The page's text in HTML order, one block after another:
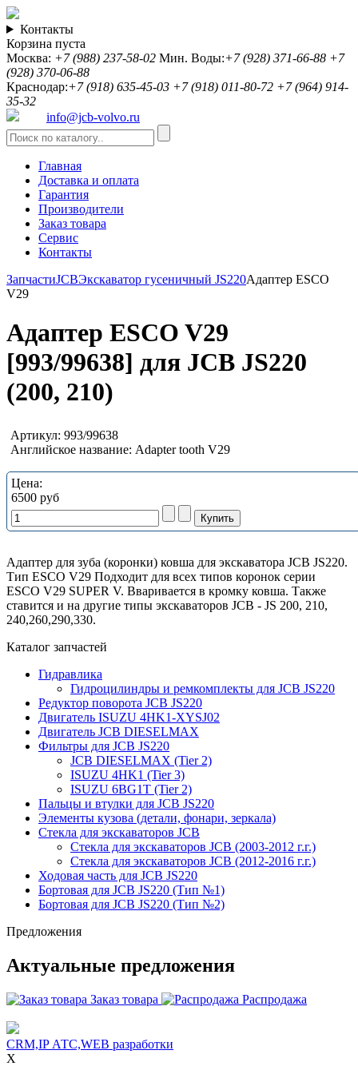
Контакты
Корзина пуста
Москва: +7 (988) 237-58-02 Мин. Воды:+7 (928) 371-66-88 +7
(928) 370-06-88
Краснодар:+7 (918) 635-45-03 +7 (918) 011-80-72 +7 (964) 914-
35-32
info@jcb-volvo.ru
Главная
Доставка и оплата
Гарантия
Производители
Заказ товара
Сервис
Контакты
ЗапчастиJCBЭкскаватор гусеничный JS220Адаптер ESCO
V29
Адаптер ESCO V29
[993/99638] для JCB JS220
(200, 210)
Артикул: 993/99638
Английское название: Adapter tooth V29
Цена:
6500 руб
Адаптер для зуба (коронки) ковша для экскаватора JCB JS220.
Тип ESCO V29 Подходит для всех типов коронок серии
ESCO V29 SUPER V. Вваривается в кромку ковша. Также
ставится и на другие типы экскаваторов JCB - JS 200, 210,
240,260,290,330.
Каталог запчастей
Гидравлика
Гидроцилиндры и ремкомплекты для JCB JS220
Редуктор поворота JCB JS220
Двигатель ISUZU 4HK1-XYSJ02
Двигатель JCB DIESELMAX
Фильтры для JCB JS220
JCB DIESELMAX (Tier 2)
ISUZU 4HK1 (Tier 3)
ISUZU 6BG1T (Tier 2)
Пальцы и втулки для JCB JS220
Элементы кузова (детали, фонари, зеркала)
Стекла для экскаваторов JCB
Стекла для экскаваторов JCB (2003-2012 г.г.)
Стекла для экскаваторов JCB (2012-2016 г.г.)
Ходовая часть для JCB JS220
Бортовая для JCB JS220 (Тип №1)
Бортовая для JCB JS220 (Тип №2)
Предложения
Актуальные предложения
Заказ товара Распродажа
CRM,IP АТС,WEB разработки
X